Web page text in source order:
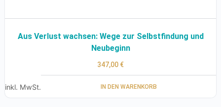
Aus Verlust wachsen: Wege zur Selbstfindung und
Neubeginn
347,00 €
inkl. MwSt. IN DEN WARENKORB